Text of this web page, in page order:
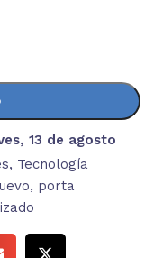
13 de agosto
, Tecnología
, porta